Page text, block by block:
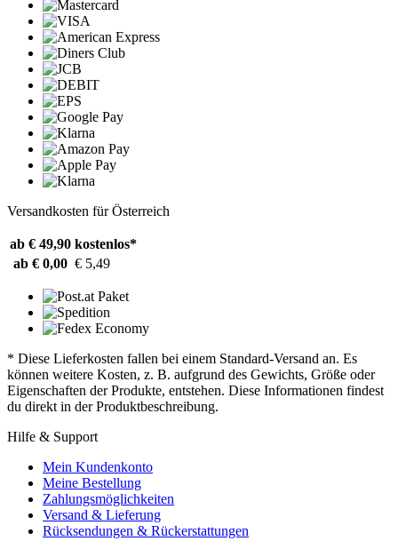
Versandkosten für Österreich
ab € 49,90 kostenlos*
ab € 0,00 € 5,49
* Diese Lieferkosten fallen bei einem Standard-Versand an. Es
können weitere Kosten, z. B. aufgrund des Gewichts, Größe oder
Eigenschaften der Produkte, entstehen. Diese Informationen findest
du direkt in der Produktbeschreibung.
Hilfe & Support
Mein Kundenkonto
Meine Bestellung
Zahlungsmöglichkeiten
Versand & Lieferung
Rücksendungen & Rückerstattungen